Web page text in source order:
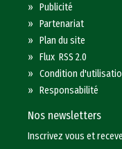
»Publicité
»Partenariat
»Plan du site
»Flux RSS 2.0
»Condition
»Responsabilité
Nos newsletters
Inscrivez vous et